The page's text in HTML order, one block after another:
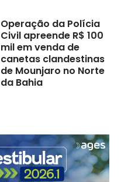
Operação da Polícia
Civil apreende R$ 100
mil em venda de
canetas clandestinas
de Mounjaro no Norte
da Bahia